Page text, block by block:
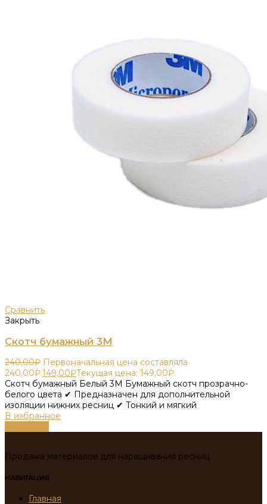
Сравнить
Закрыть
Скотч бумажный 3М
240,00₽ Первоначальная цена составляла
240,00₽.149,00₽Текущая цена: 149,00₽.
Скотч бумажный Белый 3М Бумажный скотч прозрачно-
белого цвета ✔ Предназначен для дополнительной
изоляции нижних ресниц ✔ Тонкий и мягкий
В избранное
Продажа материалов для наращивания ресниц
НАВИГАЦИЯ
Главная